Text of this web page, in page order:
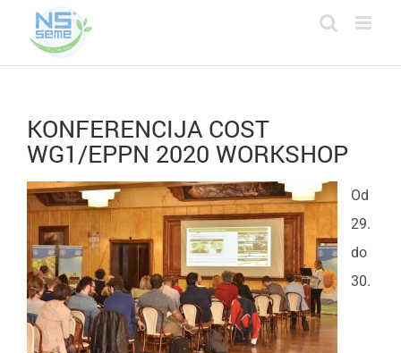
content
KONFERENCIJA COST
WG1/EPPN 2020 WORKSHOP
Od
29.
do
30.